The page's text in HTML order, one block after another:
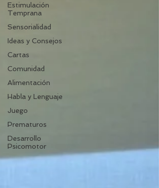
Estimulación
Temprana
Sensorialidad
Ideas y Consejos
Cartas
Comunidad
Alimentación
Habla y Lenguaje
Juego
Prematuros
Desarrollo
Psicomotor